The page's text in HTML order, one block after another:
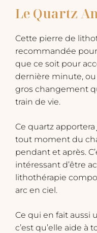
Le Quartz
Cette pierre de
recommandée
que ce soit pour
dernière minute,
gros changement
train de vie.
​Ce quartz apportera
tout moment du
pendant et après.
intéressant d’être
lithothérapie
arc en ciel.
Ce qui en fait aussi
c’est qu’elle aide à